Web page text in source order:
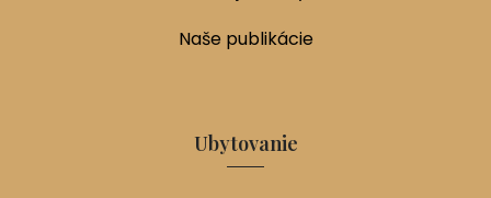
Naše publikácie
Ubytovanie